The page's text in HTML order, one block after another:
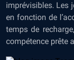
imprévisibles. Les
en fonction de
temps de
compétence prête